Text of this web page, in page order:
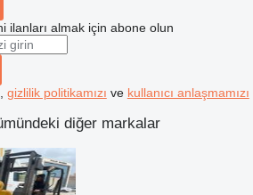
ilanları almak için abone olun
gizlilik politikamızı ve kullanıcı anlaşmamızı
diğer markalar